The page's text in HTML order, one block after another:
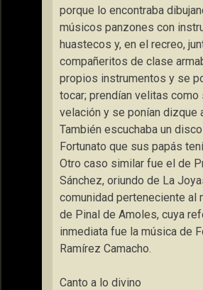
porque lo encontraba
músicos panzones con
huastecos y, en el recreo,
compañeritos de clase
propios instrumentos y se
tocar; prendían velitas como
velación y se ponían dizque
También escuchaba un
Fortunato que sus papás
Otro caso similar fue el de
Sánchez, oriundo de La
comunidad perteneciente al
de Pinal de Amoles, cuya
inmediata fue la música de
Ramírez Camacho.
Canto a lo divino